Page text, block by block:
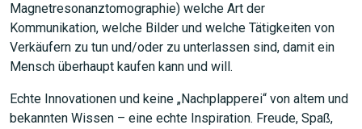
Magnetresonanztomographie) welche Art der
Kommunikation, welche Bilder und welche Tätigkeiten von
Verkäufern zu tun und/oder zu unterlassen sind, damit ein
Mensch überhaupt kaufen kann und will.
Echte Innovationen und keine „Nachplapperei“ von altem und
bekannten Wissen – eine echte Inspiration. Freude, Spaß,